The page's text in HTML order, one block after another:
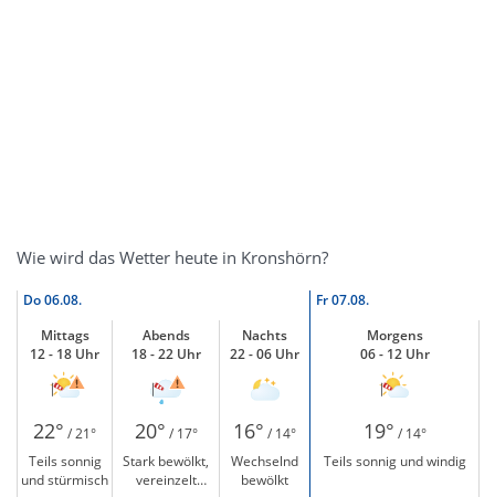
Wie wird das Wetter heute in Kronshörn?
Do06.08. Fr07.08.
Mittags
12 - 18 Uhr
Abends
18 - 22 Uhr
Nachts
22 - 06 Uhr
Morgens
06 - 12 Uhr
22° / 21° 20° / 17° 16° / 14° 19° / 14°
Teils sonnig
und stürmisch
Stark bewölkt,
vereinzelt
Wechselnd
bewölkt
Teils sonnig und windig